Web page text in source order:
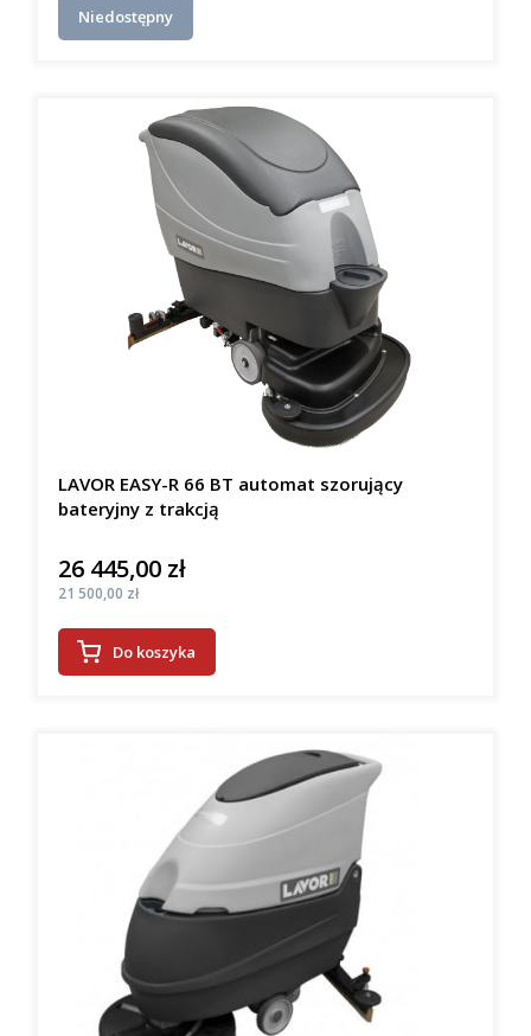
Niedostępny
LAVOR EASY-R 66 BT automat szorujący
bateryjny z trakcją
Cena
26 445,00 zł
Cena
21 500,00 zł
Do koszyka